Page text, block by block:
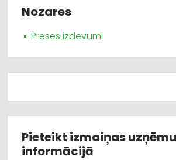
Nozares
Preses izdevumi
Pieteikt izmaiņas
informācijā